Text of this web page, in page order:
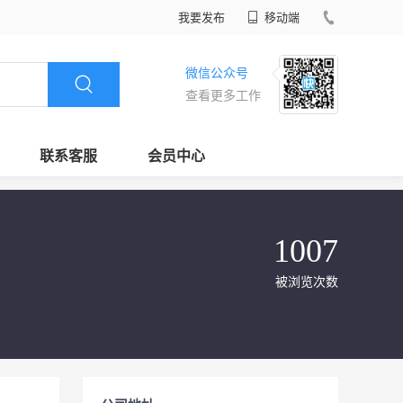
我要发布 移动端
微信公众号
查看更多工作
联系客服 会员中心
1007
被浏览次数